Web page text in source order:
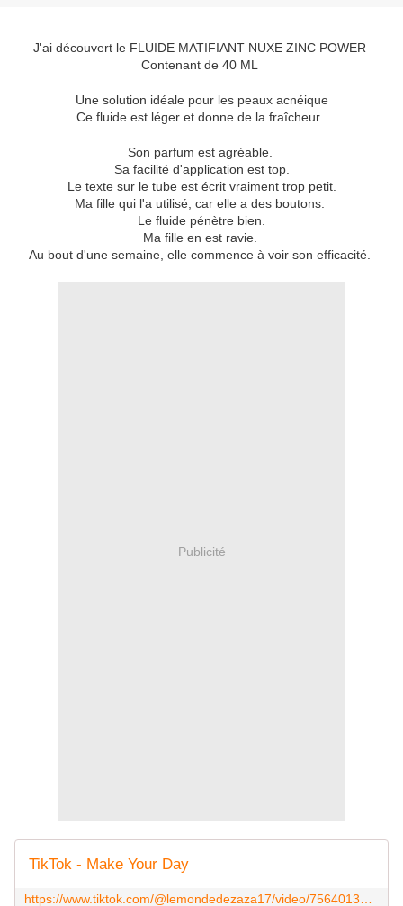
J'ai découvert le FLUIDE MATIFIANT NUXE ZINC POWER
Contenant de 40 ML
Une solution idéale pour les peaux acnéique
Ce fluide est léger et donne de la fraîcheur.
Son parfum est agréable.
Sa facilité d'application est top.
Le texte sur le tube est écrit vraiment trop petit.
Ma fille qui l'a utilisé, car elle a des boutons.
Le fluide pénètre bien.
Ma fille en est ravie.
Au bout d'une semaine, elle commence à voir son efficacité.
Publicité
TikTok - Make Your Day